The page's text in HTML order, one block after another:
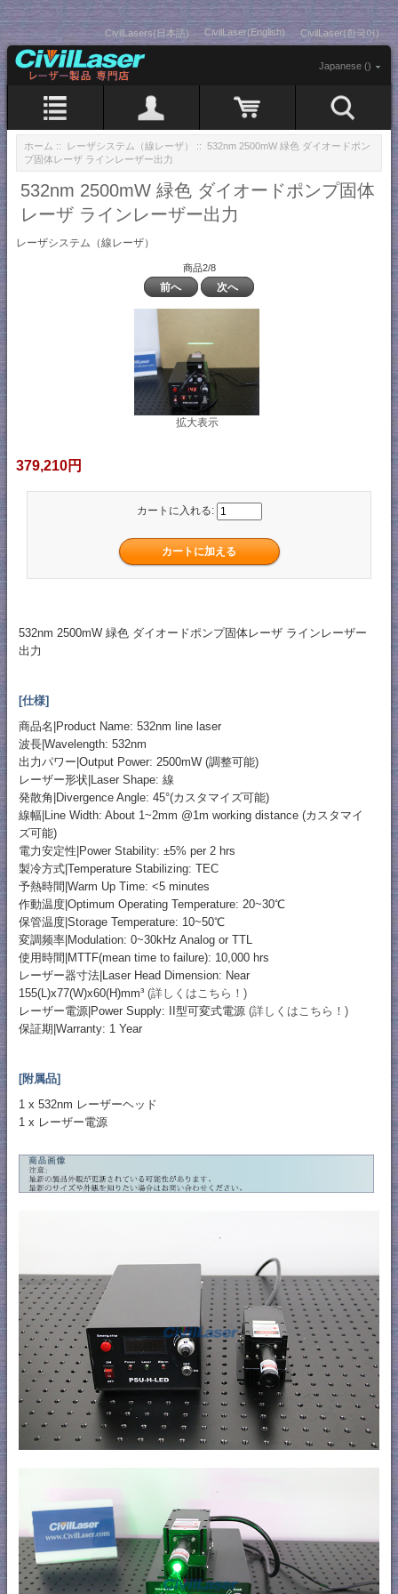
CivilLasers(日本語) CivilLaser(English) CivilLaser(한국어)
Japanese ()
ホーム :: レーザシステム（線レーザ）
:: 532nm 2500mW 緑色 ダイオードポン
プ固体レーザ ラインレーザー出力
532nm 2500mW 緑色 ダイオードポンプ固体
レーザ ラインレーザー出力
レーザシステム（線レーザ）
商品2/8
前へ 次へ
拡大表示
379,210円
カートに入れる:
532nm 2500mW 緑色 ダイオードポンプ固体レーザ ラインレーザー
出力
[仕様]
商品名|Product Name: 532nm line laser
波長|Wavelength: 532nm
出力パワー|Output Power: 2500mW (調整可能)
レーザー形状|Laser Shape: 線
発散角|Divergence Angle: 45°(カスタマイズ可能)
線幅|Line Width: About 1~2mm @1m working distance (カスタマイ
ズ可能)
電力安定性|Power Stability: ±5% per 2 hrs
製冷方式|Temperature Stabilizing: TEC
予熱時間|Warm Up Time: <5 minutes
作動温度|Optimum Operating Temperature: 20~30℃
保管温度|Storage Temperature: 10~50℃
変調频率|Modulation: 0~30kHz Analog or TTL
使用時間|MTTF(mean time to failure): 10,000 hrs
レーザー器寸法|Laser Head Dimension: Near
155(L)x77(W)x60(H)mm³ (詳しくはこちら！)
レーザー電源|Power Supply: II型可変式電源 (詳しくはこちら！)
保証期|Warranty: 1 Year
[附属品]
1 x 532nm レーザーヘッド
1 x レーザー電源